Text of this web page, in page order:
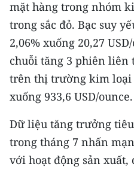
mặt hàng trong nhóm
trong sắc đỏ. Bạc suy
2,06% xuống 20,27
chuỗi tăng 3 phiên liên
trên thị trường kim loại
xuống 933,6 USD/ounce.
Dữ liệu tăng trưởng
trong tháng 7 nhấn
với hoạt động sản